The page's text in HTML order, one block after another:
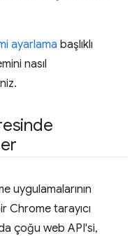
ayarlama başlıklı
nasıl
uygulamalarının
Chrome tarayıcı
çoğu web API'si,